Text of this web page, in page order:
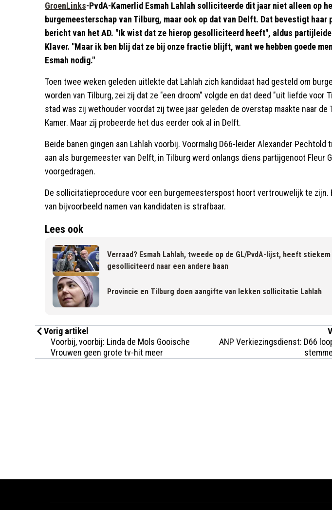
GroenLinks-PvdA-Kamerlid Esmah Lahlah solliciteerde dit jaar niet alleen op
burgemeesterschap van Tilburg, maar ook op dat van Delft. Dat bevestigt haar
bericht van het AD. "Ik wist dat ze hierop gesolliciteerd heeft", aldus
Klaver. "Maar ik ben blij dat ze bij onze fractie blijft, want we hebben goede
Esmah nodig."
Toen twee weken geleden uitlekte dat Lahlah zich kandidaat had gesteld om
worden van Tilburg, zei zij dat ze "een droom" volgde en dat deed "uit liefde voor
stad was zij wethouder voordat zij twee jaar geleden de overstap maakte naar de
Kamer. Maar zij probeerde het dus eerder ook al in Delft.
Beide banen gingen aan Lahlah voorbij. Voormalig D66-leider Alexander Pechtold
aan als burgemeester van Delft, in Tilburg werd onlangs diens partijgenoot Fleur
voorgedragen.
De sollicitatieprocedure voor een burgemeesterspost hoort vertrouwelijk te zijn.
van bijvoorbeeld namen van kandidaten is strafbaar.
Lees ook
Verraad? Esmah Lahlah, tweede op de GL/PvdA-lijst, heeft stiekem
gesolliciteerd naar een andere baan
Provincie en Tilburg doen aangifte van lekken sollicitatie Lahlah
Vorig artikel
Voorbij, voorbij: Linda de Mols Gooische
Vrouwen geen grote tv-hit meer
ANP Verkiezingsdienst: D66